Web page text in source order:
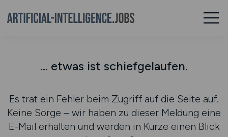
... etwas ist schiefgelaufen.
Es trat ein Fehler beim Zugriff auf die Seite auf.
Keine Sorge – wir haben zu dieser Meldung eine
E-Mail erhalten und werden in Kürze einen Blick